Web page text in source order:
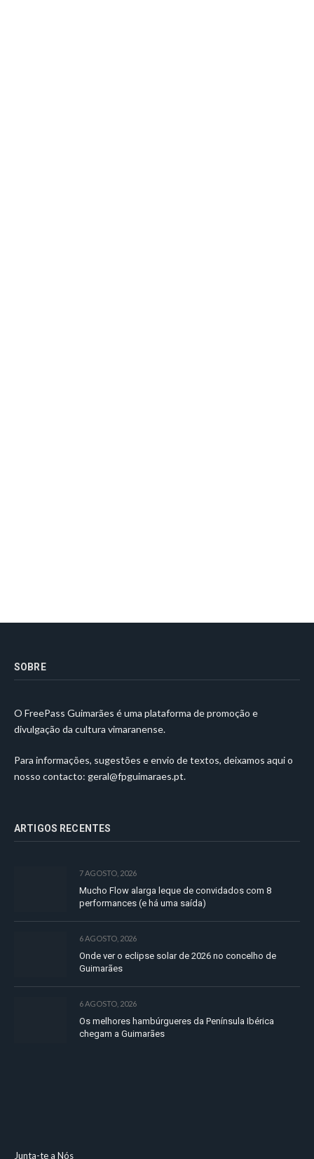
SOBRE
O FreePass Guimarães é uma plataforma de promoção e
divulgação da cultura vimaranense.
Para informações, sugestões e envio de textos, deixamos aqui o
nosso contacto: geral@fpguimaraes.pt.
ARTIGOS RECENTES
7 AGOSTO, 2026
Mucho Flow alarga leque de convidados com 8
performances (e há uma saída)
6 AGOSTO, 2026
Onde ver o eclipse solar de 2026 no concelho de
Guimarães
6 AGOSTO, 2026
Os melhores hambúrgueres da Península Ibérica
chegam a Guimarães
Junta-te a Nós